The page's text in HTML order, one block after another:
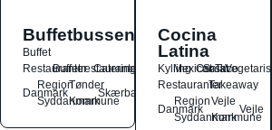
Buffetbussen
Buffet
Restauranter
Buffetrestauranter
Catering
Danmark
Region
Syddanmark
Tønder
Kommune
Skærbæk
Cocina
Latina
Kylling
Mexicansk
OstSalat
TacoVegetarisk
RestauranterTakeaway
Danmark
Region
Syddanmark
Vejle
Kommune
Vejle